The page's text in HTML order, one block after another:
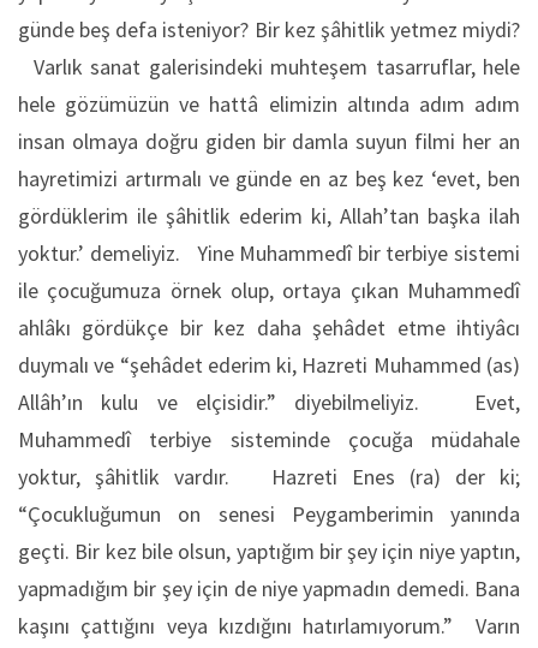
günde beş defa isteniyor? Bir kez şâhitlik yetmez miydi?
Varlık sanat galerisindeki muhteşem tasarruflar, hele
hele gözümüzün ve hattâ elimizin altında adım adım
insan olmaya doğru giden bir damla suyun filmi her an
hayretimizi artırmalı ve günde en az beş kez ‘evet, ben
gördüklerim ile şâhitlik ederim ki, Allah’tan başka ilah
yoktur.’ demeliyiz. Yine Muhammedî bir terbiye sistemi
ile çocuğumuza örnek olup, ortaya çıkan Muhammedî
ahlâkı gördükçe bir kez daha şehâdet etme ihtiyâcı
duymalı ve “şehâdet ederim ki, Hazreti Muhammed (as)
Allâh’ın kulu ve elçisidir.” diyebilmeliyiz. Evet,
Muhammedî terbiye sisteminde çocuğa müdahale
yoktur, şâhitlik vardır. Hazreti Enes (ra) der ki;
“Çocukluğumun on senesi Peygamberimin yanında
geçti. Bir kez bile olsun, yaptığım bir şey için niye yaptın,
yapmadığım bir şey için de niye yapmadın demedi. Bana
kaşını çattığını veya kızdığını hatırlamıyorum.” Varın